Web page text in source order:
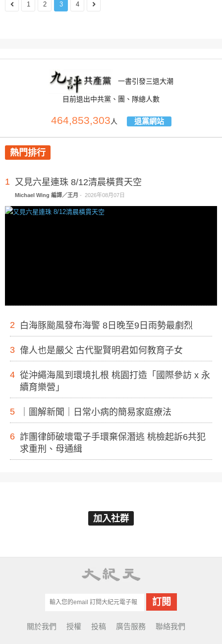
1 2 3 4
一書引發三退大潮
目前退出中共黨、團、隊總人數
464,853,303人 退黨網站
熱門排行
1 又見六星連珠 8/12清晨橫貫天空
Michael Wing 編譯／王月 - 2026年08月07日
2 白海豚颱風發布海警 8日晚至9日雨勢最劇烈
3 偉人也是嚴父 古代聖賢明君如何教育子女
4 從沖繩海風到環境扎根 桃園打造「國際參訪 x 永
續育樂營」
5 ｜圖解新聞｜日常小病的簡易家庭療法
6 詐團律師破壞電子手環棄保潛逃 桃檢起訴6共犯
求重刑、母通緝
加入社群
關於我們 授權 投稿 廣告服務 聯絡我們